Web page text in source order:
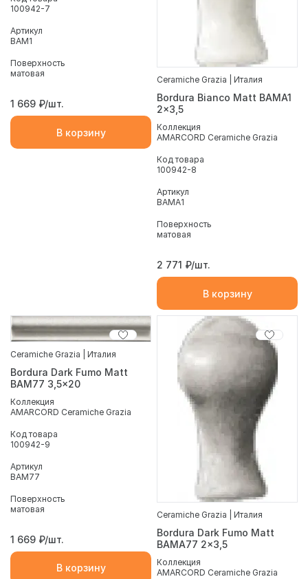
100942-7
Артикул
BAM1
Поверхность
матовая
1 669 ₽/шт.
В корзину
Ceramiche Grazia | Италия
Bordura Bianco Matt BAMA1
2x3,5
Коллекция
AMARCORD Ceramiche Grazia
Код товара
100942-8
Артикул
BAMA1
Поверхность
матовая
2 771 ₽/шт.
В корзину
Ceramiche Grazia | Италия
Bordura Dark Fumo Matt
BAM77 3,5x20
Коллекция
AMARCORD Ceramiche Grazia
Код товара
100942-9
Артикул
BAM77
Поверхность
матовая
1 669 ₽/шт.
В корзину
Ceramiche Grazia | Италия
Bordura Dark Fumo Matt
BAMA77 2x3,5
Коллекция
AMARCORD Ceramiche Grazia